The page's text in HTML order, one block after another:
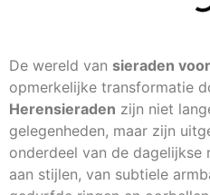
De wereld van sieraden
opmerkelijke transformatie
Herensieraden zijn niet
gelegenheden, maar zijn
onderdeel van de dagelijkse
aan stijlen, van subtiele